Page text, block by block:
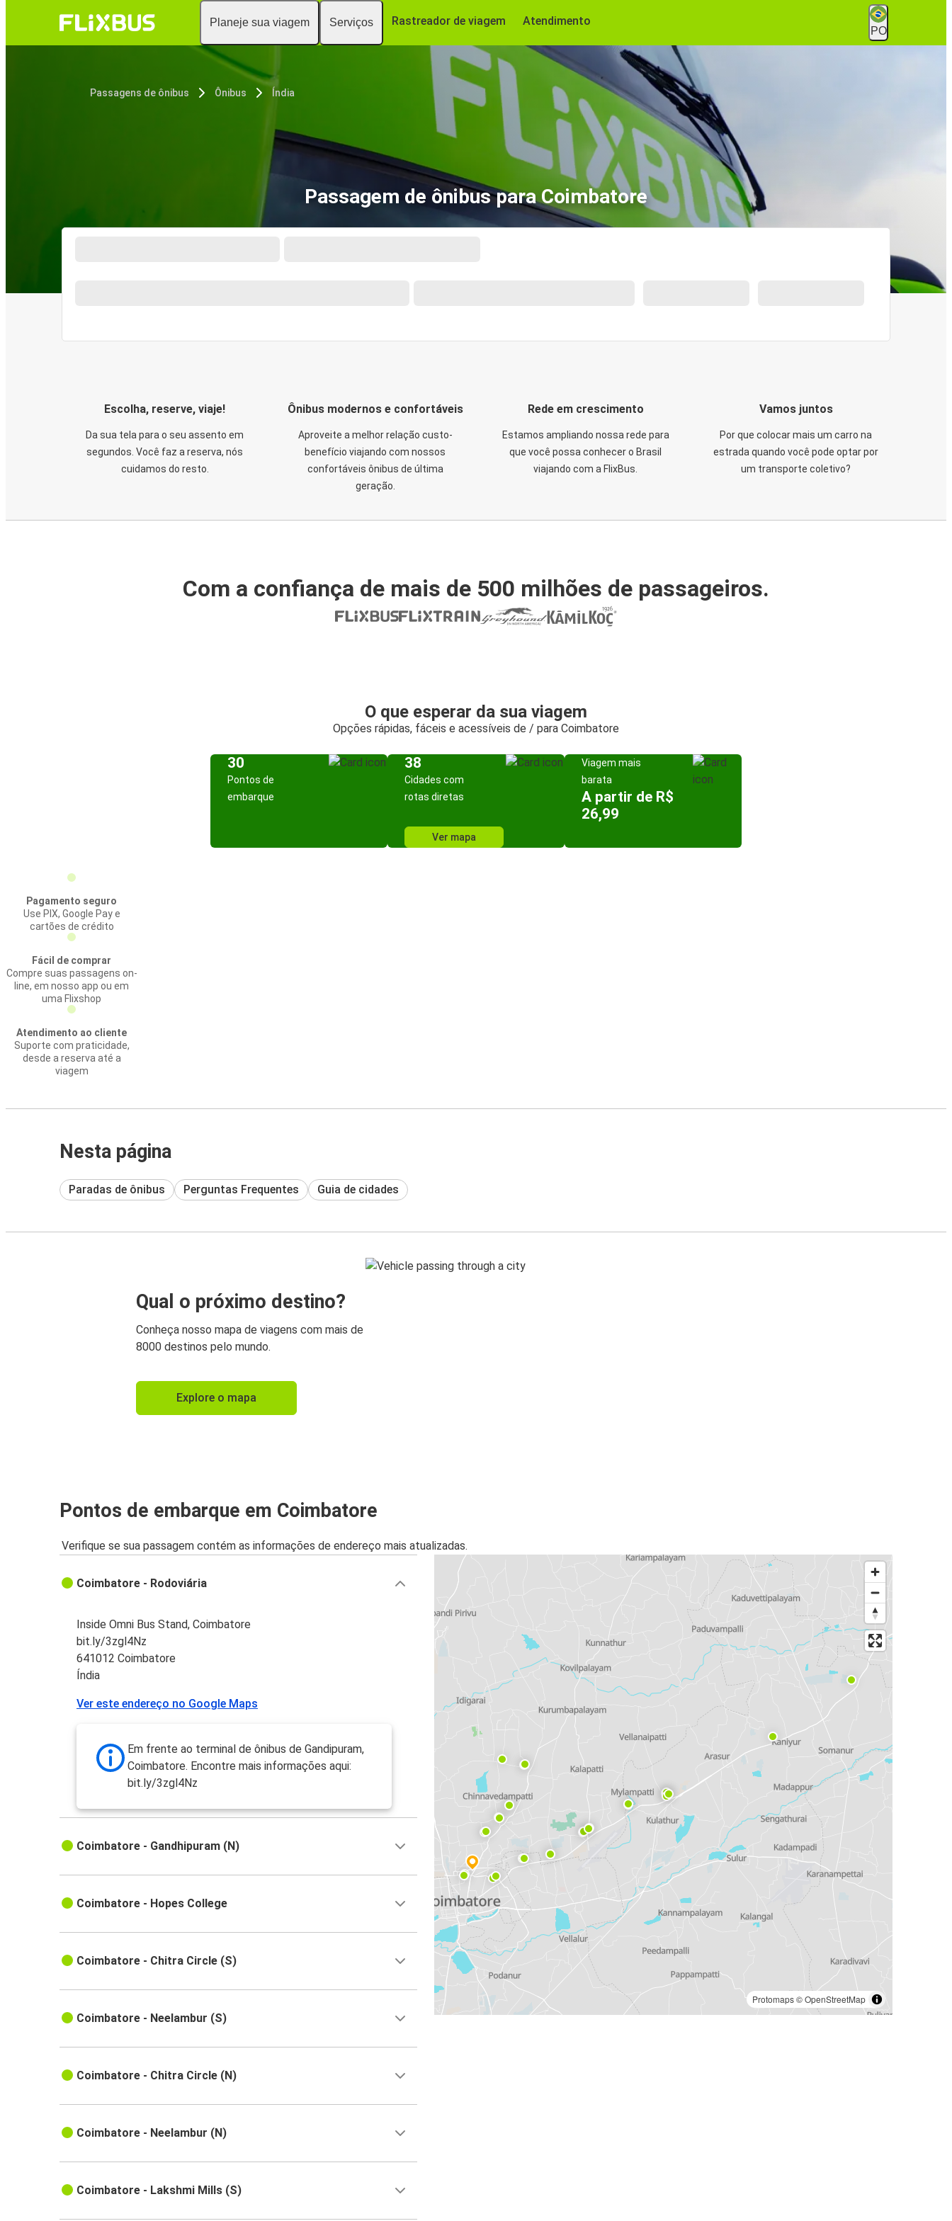
Planeje sua viagem Serviços Rastreador de viagem Atendimento
PO
Passagens de ônibus Ônibus Índia
Passagem de ônibus para Coimbatore
Escolha, reserve, viaje!
Da sua tela para o seu assento em
segundos. Você faz a reserva, nós
cuidamos do resto.
Ônibus modernos e confortáveis
Aproveite a melhor relação custo-
benefício viajando com nossos
confortáveis ônibus de última
geração.
Rede em crescimento
Estamos ampliando nossa rede para
que você possa conhecer o Brasil
viajando com a FlixBus.
Vamos juntos
Por que colocar mais um carro na
estrada quando você pode optar por
um transporte coletivo?
Com a confiança de mais de 500 milhões de passageiros.
O que esperar da sua viagem
Opções rápidas, fáceis e acessíveis de / para Coimbatore
30
Pontos de
embarque
38
Cidades com
rotas diretas
Ver mapa
Viagem mais
barata
A partir de R$
26,99
Pagamento seguro
Use PIX, Google Pay e
cartões de crédito
Fácil de comprar
Compre suas passagens on-
line, em nosso app ou em
uma Flixshop
Atendimento ao cliente
Suporte com praticidade,
desde a reserva até a
viagem
Nesta página
Paradas de ônibus Perguntas Frequentes Guia de cidades
Qual o próximo destino?
Conheça nosso mapa de viagens com mais de
8000 destinos pelo mundo.
Explore o mapa
Pontos de embarque em Coimbatore
Verifique se sua passagem contém as informações de endereço mais atualizadas.
Protomaps©OpenStreetMap
Coimbatore - Rodoviária
Inside Omni Bus Stand, Coimbatore
bit.ly/3zgl4Nz
641012 Coimbatore
Índia
Ver este endereço no Google Maps
Em frente ao terminal de ônibus de Gandipuram,
Coimbatore. Encontre mais informações aqui:
bit.ly/3zgl4Nz
Coimbatore - Gandhipuram (N)
Coimbatore - Hopes College
Coimbatore - Chitra Circle (S)
Coimbatore - Neelambur (S)
Coimbatore - Chitra Circle (N)
Coimbatore - Neelambur (N)
Coimbatore - Lakshmi Mills (S)